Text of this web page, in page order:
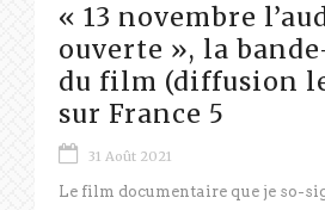
« 13 novembre
ouverte », la
du film (diffusion
sur France 5
31 Août 2021
Le film documentaire que je so-